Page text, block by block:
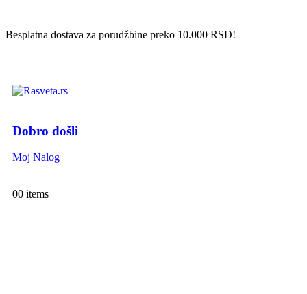
Besplatna dostava za porudžbine preko 10.000 RSD!
Dobro došli
Moj Nalog
00 items